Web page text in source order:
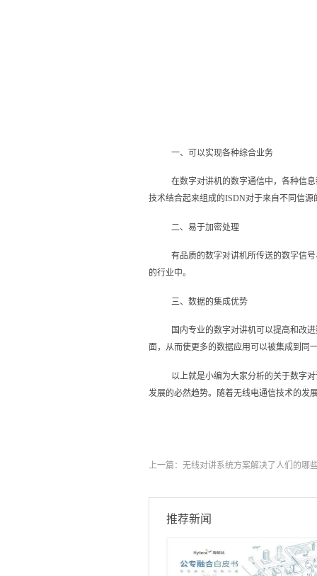
一、可以实现各种综合业务
在数字对讲机的数字通信中，各种信
技术结合起来组成的ISDN对于来自不同信
二、易于加密处理
有品质的数字对讲机所传送的数字信
的行业中。
三、数据的集成优势
国内专业的数字对讲机可以提高和改
面，从而使更多的数据应用可以被集成到同
以上就是小编为大家分析的关于数字
发展的必然趋势。随着无线电通信技术的发
上一篇： 无线对讲系统方案解决了人们的哪
推荐新闻